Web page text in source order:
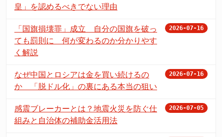
皇」を認めるべきでない理由
「国旗損壊罪」成立 自分の国旗を破っ
ても罰則に 何が変わるのか分かりやす
く解説
2026-07-16
なぜ中国とロシアは金を買い続けるの
か 「脱ドル化」の裏にある本当の狙い
2026-07-16
感震ブレーカーとは？地震火災を防ぐ仕
組みと自治体の補助金活用法
2026-07-05